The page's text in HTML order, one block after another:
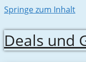
Springe zum Inhalt
Deals und